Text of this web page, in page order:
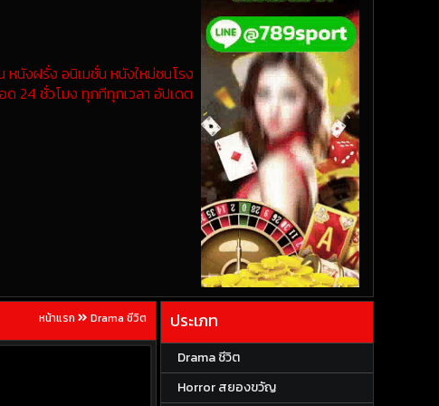
นังฝรั่ง อนิเมชั่น หนังใหม่ชนโรง
ด 24 ชั่วโมง ทุกทีทุกเวลา อัปเดต
หน้าแรก Drama ชีวิต ประเภท
Drama ชีวิต
Horror สยองขวัญ